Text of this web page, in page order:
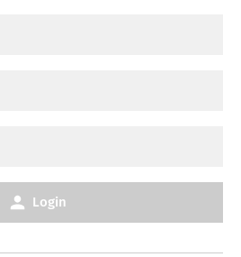
Login